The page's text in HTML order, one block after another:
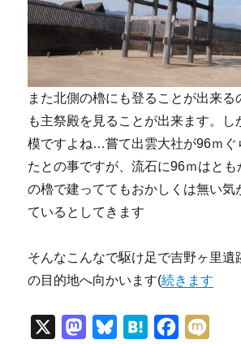
また北側の櫓にも登ることが出来る
も主祭殿を見ることが出来ます。し
模ですよね…嘗て出雲大社が96ｍぐ
たとの事ですが、流石に96ｍはとも
の櫓で建っててもおかしくは無い気
ているとしてきます
そんなこんなで駆け足で吉野ヶ里遺
の目的地へ向かいます(続きます
M
H